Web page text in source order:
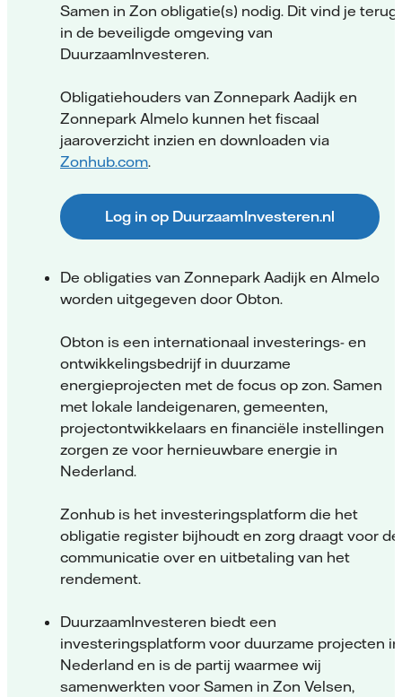
Samen in Zon obligatie(s) nodig. Dit vind je terug
in de beveiligde omgeving van
DuurzaamInvesteren.
Obligatiehouders van Zonnepark Aadijk en
Zonnepark Almelo kunnen het fiscaal
jaaroverzicht inzien en downloaden via
Zonhub.com.
Log in op DuurzaamInvesteren.nl
De obligaties van Zonnepark Aadijk en Almelo
worden uitgegeven door Obton.
Obton is een internationaal investerings- en
ontwikkelingsbedrijf in duurzame
energieprojecten met de focus op zon. Samen
met lokale landeigenaren, gemeenten,
projectontwikkelaars en financiële instellingen
zorgen ze voor hernieuwbare energie in
Nederland.
Zonhub is het investeringsplatform die het
obligatie register bijhoudt en zorg draagt voor de
communicatie over en uitbetaling van het
rendement.
DuurzaamInvesteren biedt een
investeringsplatform voor duurzame projecten in
Nederland en is de partij waarmee wij
samenwerkten voor Samen in Zon Velsen,